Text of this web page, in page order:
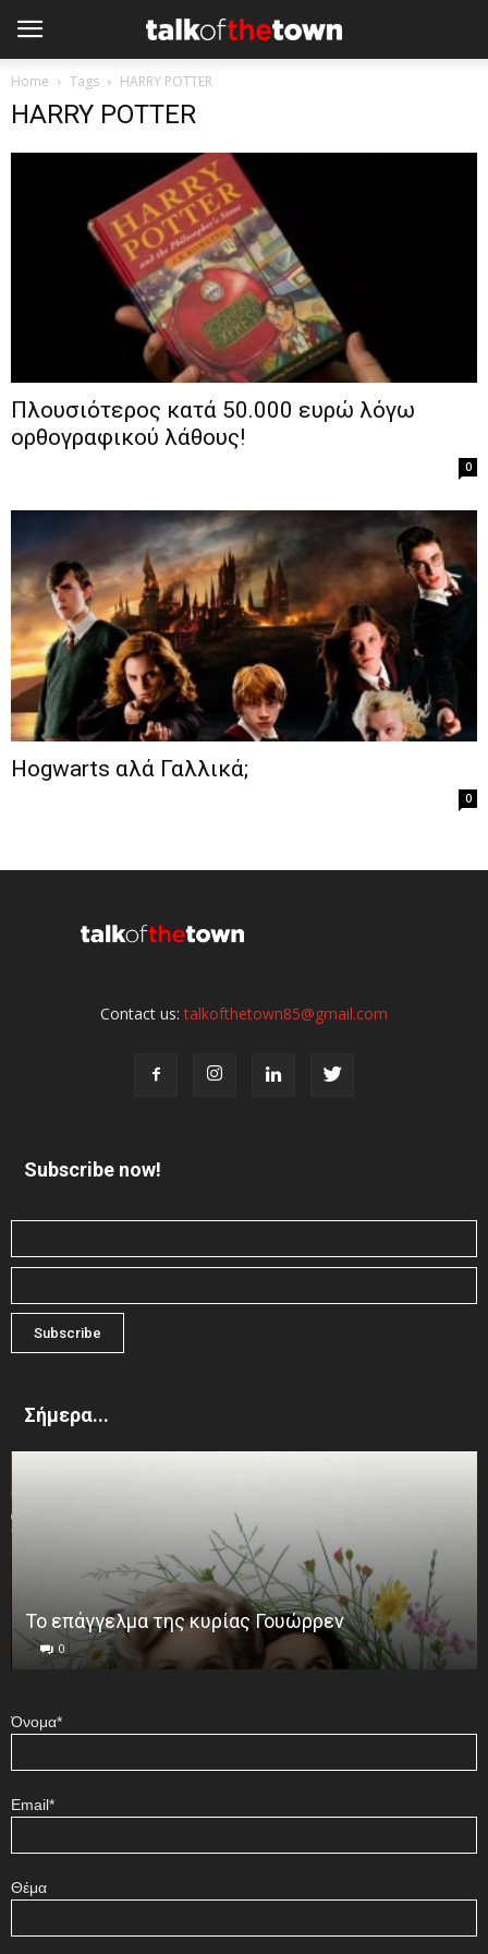
Home Tags HARRY POTTER
HARRY POTTER
Πλουσιότερος κατά 50.000 ευρώ λόγω
ορθογραφικού λάθους!
0
Hogwarts αλά Γαλλικά;
0
Contact us:talkofthetown85@gmail.com
Subscribe now!
Σήμερα...
Το επάγγελμα της κυρίας Γουώρρεν
0
Όνομα*
Email*
Θέμα